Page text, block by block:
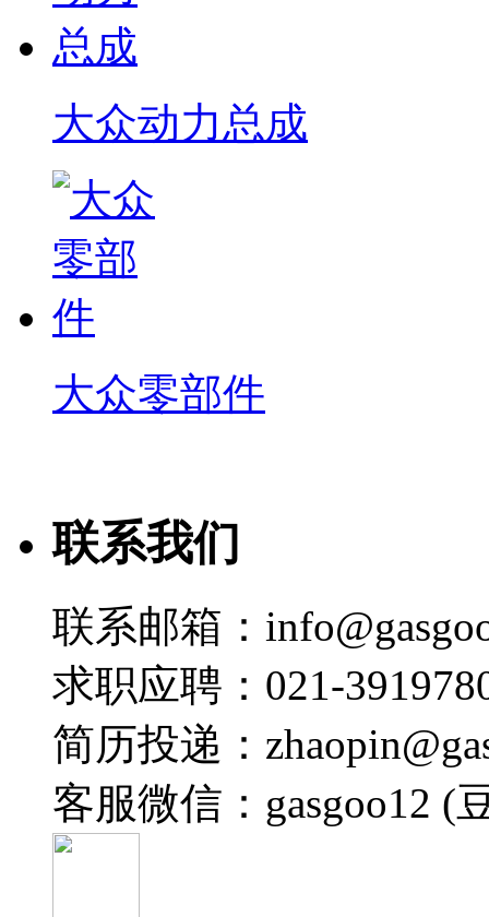
大众动力总成
大众零部件
联系我们
联系邮箱：
求职应聘：021-
简历投递：
客服微信：gasgoo12 (